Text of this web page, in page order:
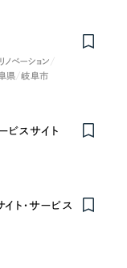
ノベーション
県 岐阜市
ビスサイト
ト・サービス